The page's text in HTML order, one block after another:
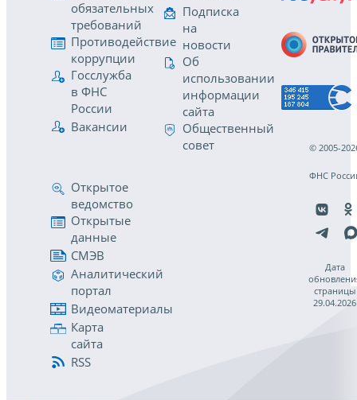
обязательных
требований
Противодействие
коррупции
Госслужба
в ФНС
России
Вакансии
Подписка
на
новости
Об
использовании
информации
сайта
Общественный
совет
Открытое
ведомство
Открытые
данные
СМЭВ
Аналитический
портал
Видеоматериалы
Карта
сайта
RSS
© 2005-
ФНС
Дата
страницы
29.04.2026